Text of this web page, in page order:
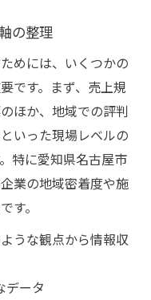
の整理
めには、いくつかの
です。まず、売上規
ほか、地域での評判
いった現場レベルの
特に愛知県名古屋市
業の地域密着度や施
す。
うな観点から情報収
データ